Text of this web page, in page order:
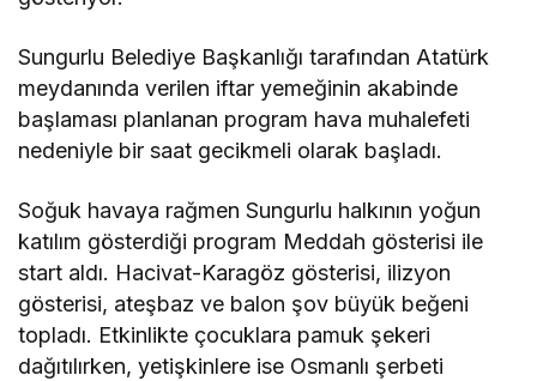
Sungurlu Belediye Başkanlığı tarafından Atatürk
meydanında verilen iftar yemeğinin akabinde
başlaması planlanan program hava muhalefeti
nedeniyle bir saat gecikmeli olarak başladı.
Soğuk havaya rağmen Sungurlu halkının yoğun
katılım gösterdiği program Meddah gösterisi ile
start aldı. Hacivat-Karagöz gösterisi, ilizyon
gösterisi, ateşbaz ve balon şov büyük beğeni
topladı. Etkinlikte çocuklara pamuk şekeri
dağıtılırken, yetişkinlere ise Osmanlı şerbeti